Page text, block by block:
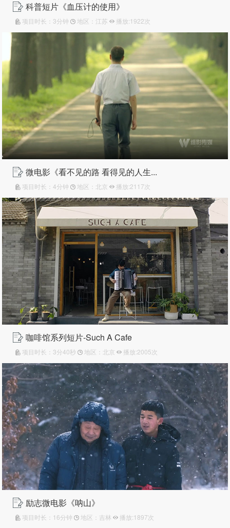
科普短片《血压计的使用》
项目时长：3分钟 地区：江苏 播放:1922次
微电影《看不见的路 看得见的人生...
项目时长：4分钟 地区：北京 播放:2117次
咖啡馆系列短片-Such A Cafe
项目时长：3分40秒 地区：北京 播放:2005次
励志微电影《呐山》
项目时长：16分钟 地区：吉林 播放:1897次